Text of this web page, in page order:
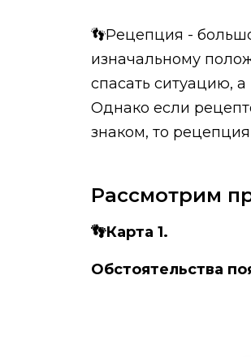
👣Рецепция -
изначальному
спасать ситуацию,
Однако если
знаком, то
Рассмотрим
👣Карта 1.
Обстоятельства